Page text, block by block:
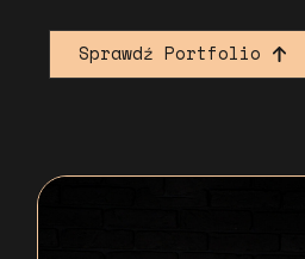
Sprawdź Portfolio